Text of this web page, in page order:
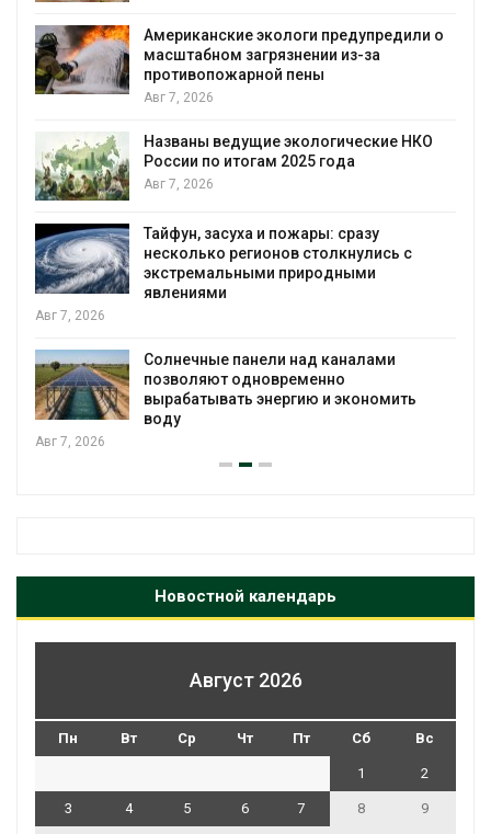
Панамский канал вновь ограничивает
загрузку судов из-за дефицита пресной
воды
Авг 6, 2026
В китайской провинции Шэньси из-за
паводков эвакуировали более 140 тыс.
человек
МЕГА и ВкусВилл установили
экообменники для сбора вторсырья
Авг 6, 2026
воду из воздуха с помощью ветра
Авг 6, 2026
Новостной календарь
Август 2026
Пн Вт Ср Чт Пт Сб Вс
1 2
3 4 5 6 7 8 9